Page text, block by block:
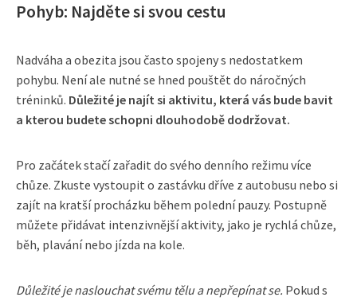
Pohyb: Najděte si svou cestu
Nadváha a obezita jsou často spojeny s nedostatkem
pohybu. Není ale nutné se hned pouštět do náročných
tréninků. Důležité je najít si aktivitu, která vás bude bavit
a kterou budete schopni dlouhodobě dodržovat.
Pro začátek stačí zařadit do svého denního režimu více
chůze. Zkuste vystoupit o zastávku dříve z autobusu nebo si
zajít na kratší procházku během polední pauzy. Postupně
můžete přidávat intenzivnější aktivity, jako je rychlá chůze,
běh, plavání nebo jízda na kole.
Důležité je naslouchat svému tělu a nepřepínat se. Pokud s